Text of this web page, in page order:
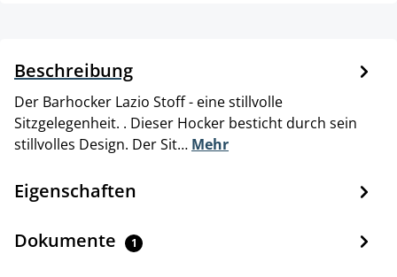
Beschreibung
Der Barhocker Lazio Stoff - eine stillvolle
Sitzgelegenheit. . Dieser Hocker besticht durch sein
stillvolles Design. Der Sit… Mehr
Eigenschaften
Dokumente 1